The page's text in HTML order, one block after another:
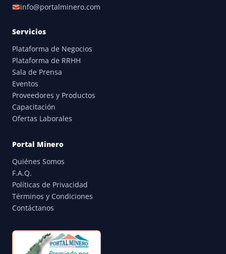
info@portalminero.com
Servicios
Plataforma de Negocios
Plataforma de RRHH
Sala de Prensa
Eventos
Proveedores y Productos
Capacitación
Ofertas Laborales
Portal Minero
Quiénes Somos
F.A.Q.
Políticas de Privacidad
Términos y Condiciones
Contáctanos